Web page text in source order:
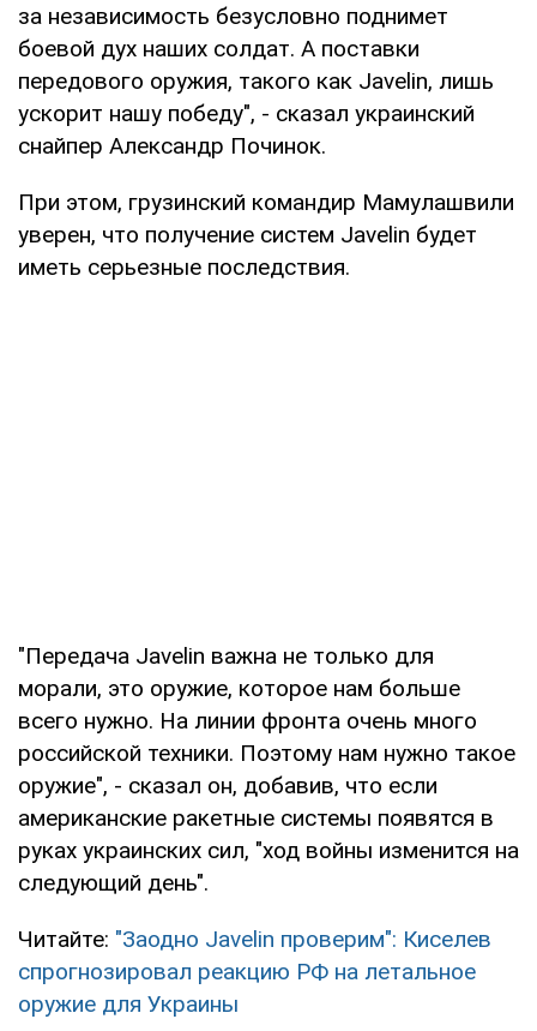
за независимость безусловно поднимет
боевой дух наших солдат. А поставки
передового оружия, такого как Javelin, лишь
ускорит нашу победу", - сказал украинский
снайпер Александр Починок.
При этом, грузинский командир Мамулашвили
уверен, что получение систем Javelin будет
иметь серьезные последствия.
"Передача Javelin важна не только для
морали, это оружие, которое нам больше
всего нужно. На линии фронта очень много
российской техники. Поэтому нам нужно такое
оружие", - сказал он, добавив, что если
американские ракетные системы появятся в
руках украинских сил, "ход войны изменится на
следующий день".
Читайте: "Заодно Javelin проверим": Киселев
спрогнозировал реакцию РФ на летальное
оружие для Украины